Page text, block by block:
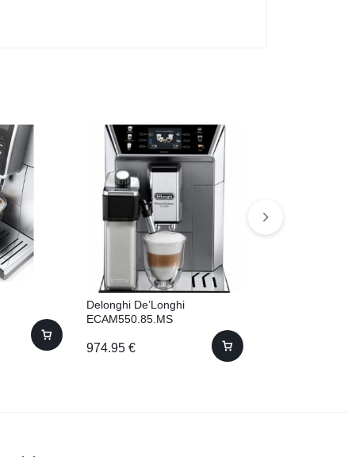
Delonghi De’Longhi
ECAM550.85.MS
974.95 €